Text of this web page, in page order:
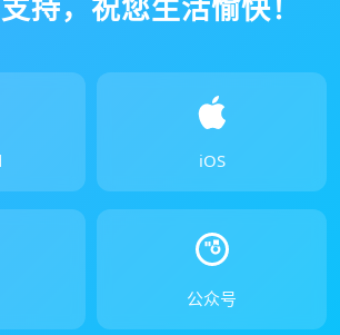
iOS
公众号